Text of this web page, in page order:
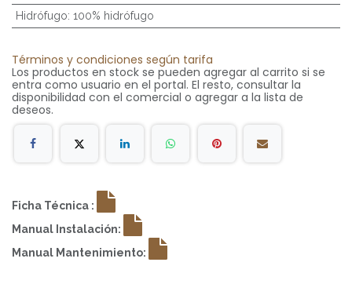
Hidrófugo: 100% hidrófugo
Términos y condiciones según tarifa
Los productos en stock se pueden agregar al carrito si se
entra como usuario en el portal. El resto, consultar la
disponibilidad con el comercial o agregar a la lista de
deseos.
Ficha Técnica :
Manual Instalación:
Manual Mantenimiento: